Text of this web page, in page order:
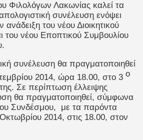
Φιλολόγων Λακωνίας καλεί τα
συνέλευση ενόψει
του νέου Διοικητικού
του νέου Εποπτικού Συμβουλίου
συνέλευση θα πραγματοποιηθεί
2014, ώρα 18.00, στο 3 ο
Σε περίπτωση έλλειψης
θα πραγματοποιηθεί, σύμφωνα
Συνδέσμου, με τα παρόντα
2014, στις 18.00, στον